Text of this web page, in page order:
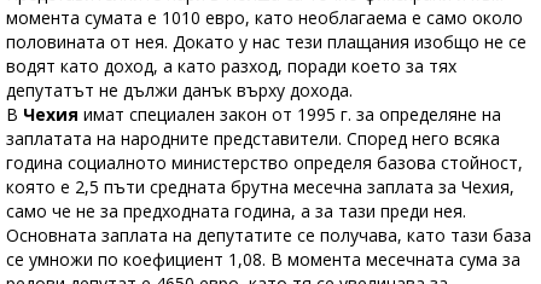
момента сумата е 1010 евро, като необлагаема е само около
половината от нея. Докато у нас тези плащания изобщо не се
водят като доход, а като разход, поради което за тях
депутатът не дължи данък върху дохода.
В Чехия имат специален закон от 1995 г. за определяне на
заплатата на народните представители. Според него всяка
година социалното министерство определя базова стойност,
която е 2,5 пъти средната брутна месечна заплата за Чехия,
само че не за предходната година, а за тази преди нея.
Основната заплата на депутатите се получава, като тази база
се умножи по коефициент 1,08. В момента месечната сума за